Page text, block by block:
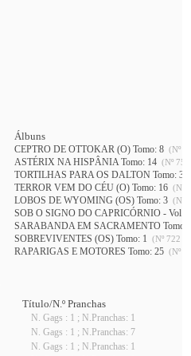
Álbuns
CEPTRO DE OTTOKAR (O) Tomo: 8 (Nº
ASTÉRIX NA HISPÂNIA Tomo: 14 (Nº
TORTILHAS PARA OS DALTON Tomo: 31
TERROR VEM DO CÉU (O) Tomo: 16 (Nº
LOBOS DE WYOMING (OS) Tomo: 3 (Nº
SOB O SIGNO DO CAPRICÓRNIO - Vol 1
SARABANDA EM SACRAMENTO Tomo:
SOBREVIVENTES (OS) Tomo: 1 (Nº 722 A
RAPARIGAS E MOTORES Tomo: 25 (Nº
Título/N.º Pranchas
N. Gags : 1 ; N.Pranchas: 1
N. Gags : 1 ; N.Pranchas: 7
N. Gags : 1 ; N.Pranchas: 1